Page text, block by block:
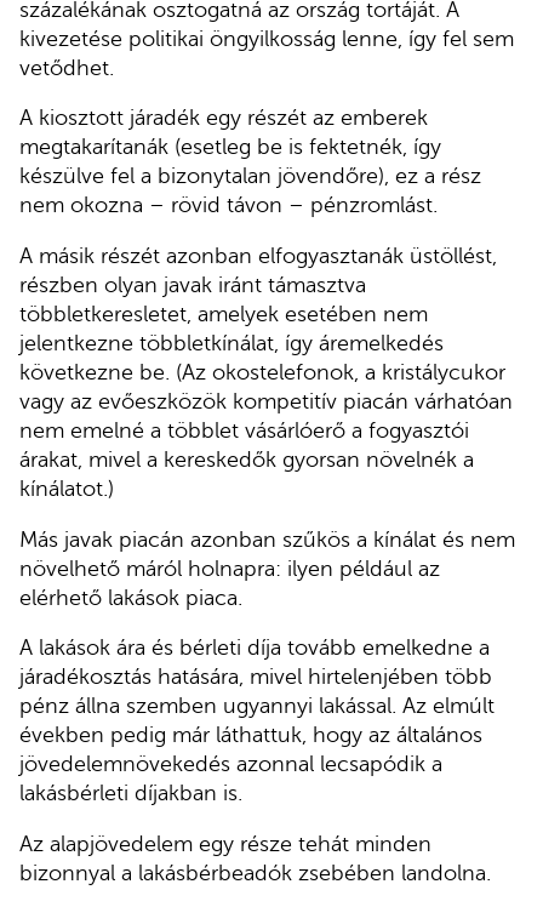
százalékának osztogatná az ország tortáját. A
kivezetése politikai öngyilkosság lenne, így fel sem
vetődhet.
A kiosztott járadék egy részét az emberek
megtakarítanák (esetleg be is fektetnék, így
készülve fel a bizonytalan jövendőre), ez a rész
nem okozna – rövid távon – pénzromlást.
A másik részét azonban elfogyasztanák üstöllést,
részben olyan javak iránt támasztva
többletkeresletet, amelyek esetében nem
jelentkezne többletkínálat, így áremelkedés
következne be. (Az okostelefonok, a kristálycukor
vagy az evőeszközök kompetitív piacán várhatóan
nem emelné a többlet vásárlóerő a fogyasztói
árakat, mivel a kereskedők gyorsan növelnék a
kínálatot.)
Más javak piacán azonban szűkös a kínálat és nem
növelhető máról holnapra: ilyen például az
elérhető lakások piaca.
A lakások ára és bérleti díja tovább emelkedne a
járadékosztás hatására, mivel hirtelenjében több
pénz állna szemben ugyannyi lakással. Az elmúlt
években pedig már láthattuk, hogy az általános
jövedelemnövekedés azonnal lecsapódik a
lakásbérleti díjakban is.
Az alapjövedelem egy része tehát minden
bizonnyal a lakásbérbeadók zsebében landolna.